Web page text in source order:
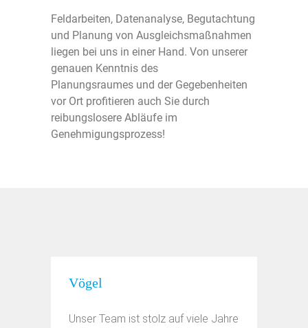
Feldarbeiten, Datenanalyse, Begutachtung
und Planung von Ausgleichsmaßnahmen
liegen bei uns in einer Hand. Von unserer
genauen Kenntnis des
Planungsraumes und der Gegebenheiten
vor Ort profitieren auch Sie durch
reibungslosere Abläufe im
Genehmigungsprozess!
Vögel
Unser Team ist stolz auf viele Jahre